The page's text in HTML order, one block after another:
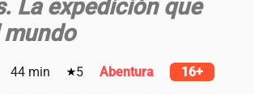
La expedición que
44 min 5 Abentura 16+